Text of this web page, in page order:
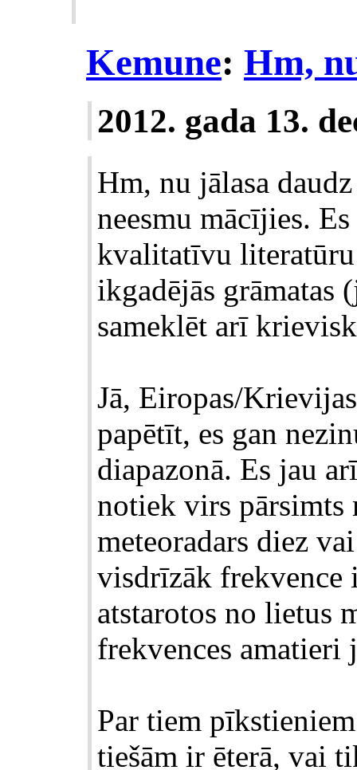
Kemune: Hm,
2012. gada 13.
Hm, nu jālasa
neesmu mācījies.
kvalitatīvu
ikgadējās grāmatas
sameklēt arī
Jā, Eiropas/
papētīt, es gan
diapazonā. Es jau
notiek virs pārsimts
meteoradars diez
visdrīzāk frekvence
atstarotos no lietus
frekvences
Par tiem
tiešām ir ēterā, vai